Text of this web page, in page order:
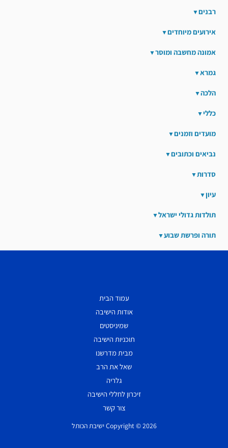
רבנים
אירועים מיוחדים
אמונה מחשבה ומוסר
גמרא
הלכה
כללי
מועדים וזמנים
נביאים וכתובים
סדרות
עיון
תולדות גדולי ישראל
תורה ופרשת שבוע
עמוד הבית
אודות הישיבה
שמיניסטים
תוכניות הישיבה
מבית מדרשנו
שאל את הרב
גלריה
זיכרון לחללי הישיבה
צור קשר
Copyright © 2026 ישיבת הכותל